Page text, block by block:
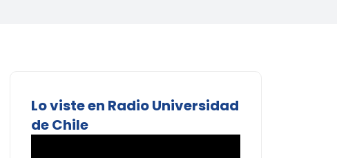
Lo viste en Radio Universidad
de Chile